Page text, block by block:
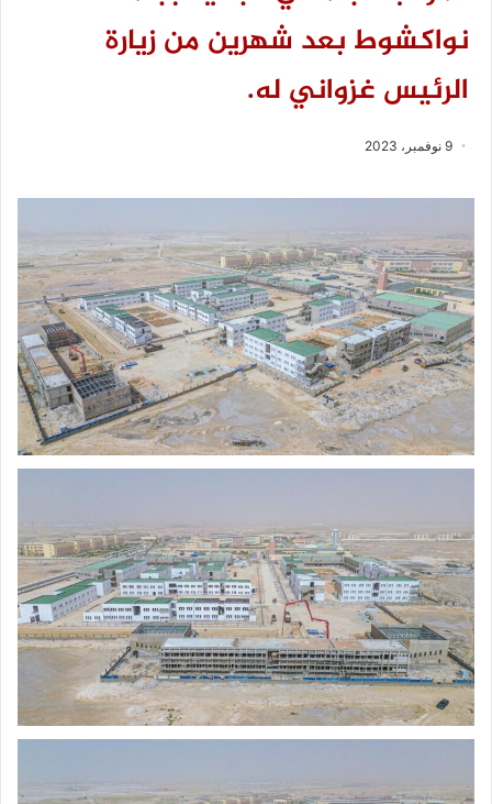
نواكشوط بعد شهرين من زيارة
الرئيس غزواني له.
9 نوفمبر، 2023